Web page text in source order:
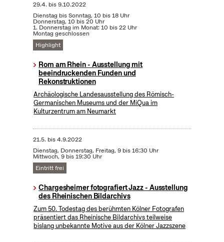
29.4. bis9.10.2022
Dienstag bis Sonntag, 10 bis 18 Uhr
Donnerstag, 10 bis 20 Uhr
1. Donnerstag im Monat: 10 bis 22 Uhr
Montag geschlossen
Highlight
Rom am Rhein - Ausstellung mit
beeindruckenden Funden und
Rekonstruktionen
Archäologische Landesausstellung des Römisch-
Germanischen Museums und der MiQua im
Kulturzentrum am Neumarkt
21.5. bis4.9.2022
Dienstag, Donnerstag, Freitag, 9 bis 16:30 Uhr
Mittwoch, 9 bis 19:30 Uhr
Eintritt frei
Chargesheimer fotografiert Jazz - Ausstellung
des Rheinischen Bildarchivs
Zum 50. Todestag des berühmten Kölner Fotografen
präsentiert das Rheinische Bildarchivs teilweise
bislang unbekannte Motive aus der Kölner Jazzszene